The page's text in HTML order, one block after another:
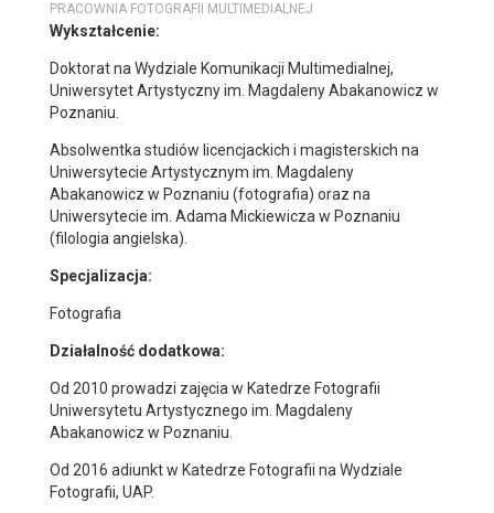
PRACOWNIA FOTOGRAFII MULTIMEDIALNEJ
Wykształcenie:
Doktorat na Wydziale Komunikacji Multimedialnej,
Uniwersytet Artystyczny im. Magdaleny Abakanowicz w
Poznaniu.
Absolwentka studiów licencjackich i magisterskich na
Uniwersytecie Artystycznym im. Magdaleny
Abakanowicz w Poznaniu (fotografia) oraz na
Uniwersytecie im. Adama Mickiewicza w Poznaniu
(filologia angielska).
Specjalizacja:
Fotografia
Działalność dodatkowa:
Od 2010 prowadzi zajęcia w Katedrze Fotografii
Uniwersytetu Artystycznego im. Magdaleny
Abakanowicz w Poznaniu.
Od 2016 adiunkt w Katedrze Fotografii na Wydziale
Fotografii, UAP.